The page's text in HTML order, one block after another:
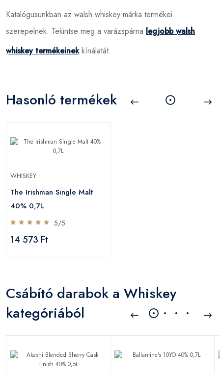
Katalógusunkban az walsh whiskey márka termékei
szerepelnek. Tekintse meg a varázspárna legjobb walsh
whiskey termékeinekkínálatát.
Hasonló termékek
WHISKEY
The Irishman Single Malt
40% 0,7L
5/5
14 573 Ft
Csábító darabok a Whiskey
kategóriából